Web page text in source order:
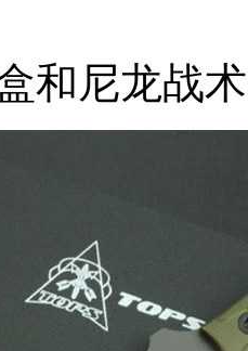
和尼龙战